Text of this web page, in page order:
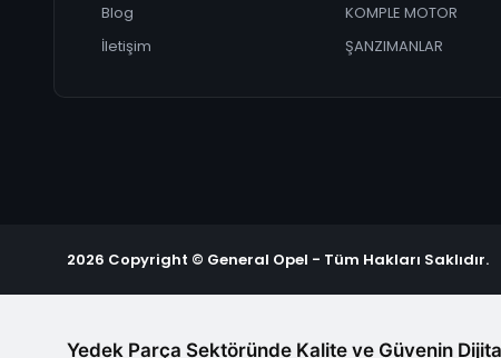
Blog
İletişim
KOMPLE MOTOR
ŞANZIMANLAR
2026 Copyright © General Opel - Tüm Hakları Saklıdır.
Yedek Parça Sektöründe Kalite ve Güvenin